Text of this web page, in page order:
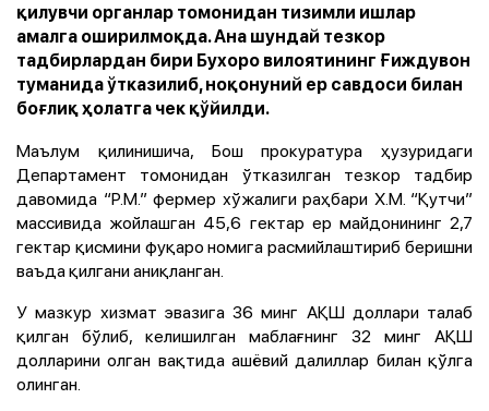
қилувчи органлар томонидан тизимли ишлар
амалга оширилмоқда. Ана шундай тезкор
тадбирлардан бири Бухоро вилоятининг Ғиждувон
туманида ўтказилиб, ноқонуний ер савдоси билан
боғлиқ ҳолатга чек қўйилди.
Маълум қилинишича, Бош прокуратура ҳузуридаги
Департамент томонидан ўтказилган тезкор тадбир
давомида “Р.М.” фермер хўжалиги раҳбари Х.М. “Қутчи”
массивида жойлашган 45,6 гектар ер майдонининг 2,7
гектар қисмини фуқаро номига расмийлаштириб беришни
ваъда қилгани аниқланган.
У мазкур хизмат эвазига 36 минг АҚШ доллари талаб
қилган бўлиб, келишилган маблағнинг 32 минг АҚШ
долларини олган вақтида ашёвий далиллар билан қўлга
олинган.